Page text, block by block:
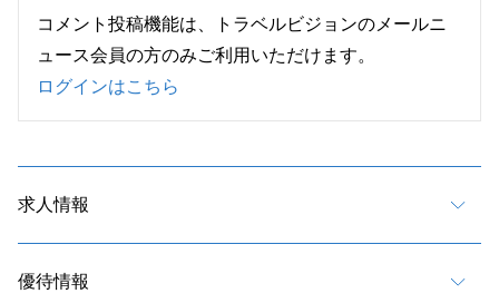
コメント投稿機能は、トラベルビジョンのメールニ
ュース会員の方のみご利用いただけます。
ログインはこちら
求人情報
優待情報